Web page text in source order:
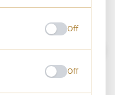
Sortare implicită
Off
Off